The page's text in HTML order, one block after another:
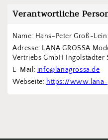
Verantwortliche
Name: Hans-Peter Groß-
Adresse: LANA GROSSA
Vertriebs GmbH Ingolstädter
E-Mail: info@lanagrossa.de
Webseite: https://www.lana-